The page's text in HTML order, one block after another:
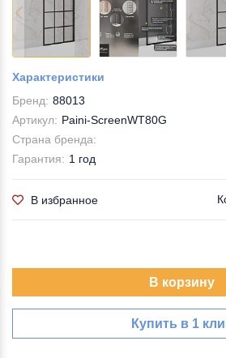
Характеристики
Бренд: 88013
Артикул: Paini-ScreenWT80G
Страна бренда:
Гарантия: 1 год
В избранное
В корзину
Купить в 1